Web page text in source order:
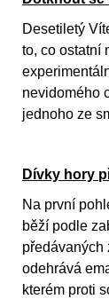
Desetiletý
to, co ostatní
nevidomého
jednoho ze
Dívky hory
Na první
běží podle
předávaných
odehrává
kterém proti